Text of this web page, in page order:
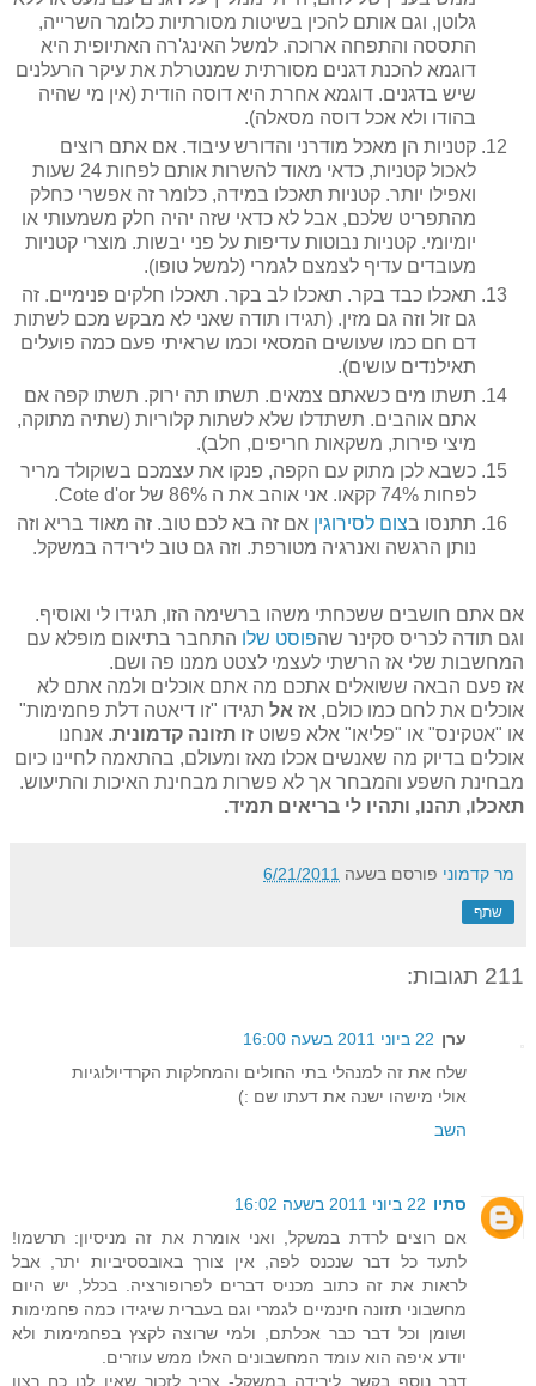
גלוטן, וגם אותם להכין בשיטות מסורתיות כלומר השרייה,
התססה והתפחה ארוכה. למשל האינג'רה האתיופית היא
דוגמא להכנת דגנים מסורתית שמנטרלת את עיקר הרעלנים
שיש בדגנים. דוגמא אחרת היא דוסה הודית (אין מי שהיה
בהודו ולא אכל דוסה מסאלה).
קטניות הן מאכל מודרני והדורש עיבוד. אם אתם רוצים
לאכול קטניות, כדאי מאוד להשרות אותם לפחות 24 שעות
ואפילו יותר. קטניות תאכלו במידה, כלומר זה אפשרי כחלק
מהתפריט שלכם, אבל לא כדאי שזה יהיה חלק משמעותי או
יומיומי. קטניות נבוטות עדיפות על פני יבשות. מוצרי קטניות
מעובדים עדיף לצמצם לגמרי (למשל טופו).
תאכלו כבד בקר. תאכלו לב בקר. תאכלו חלקים פנימיים. זה
גם זול וזה גם מזין. (תגידו תודה שאני לא מבקש מכם לשתות
דם חם כמו שעושים המסאי וכמו שראיתי פעם כמה פועלים
תאילנדים עושים).
תשתו מים כשאתם צמאים. תשתו תה ירוק. תשתו קפה אם
אתם אוהבים. תשתדלו שלא לשתות קלוריות (שתיה מתוקה,
מיצי פירות, משקאות חריפים, חלב).
כשבא לכן מתוק עם הקפה, פנקו את עצמכם בשוקולד מריר
לפחות 74% קקאו. אני אוהב את ה 86% של Cote d'or.
תתנסו בצום לסירוגין אם זה בא לכם טוב. זה מאוד בריא וזה
נותן הרגשה ואנרגיה מטורפת. וזה גם טוב לירידה במשקל.
אם אתם חושבים ששכחתי משהו ברשימה הזו, תגידו לי ואוסיף.
וגם תודה לכריס סקינר שהפוסט שלו התחבר בתיאום מופלא עם
המחשבות שלי אז הרשתי לעצמי לצטט ממנו פה ושם.
אז פעם הבאה ששואלים אתכם מה אתם אוכלים ולמה אתם לא
אוכלים את לחם כמו כולם, אז אל תגידו "זו דיאטה דלת פחמימות"
או "אטקינס" או "פליאו" אלא פשוט זו תזונה קדמונית. אנחנו
אוכלים בדיוק מה שאנשים אכלו מאז ומעולם, בהתאמה לחיינו כיום
מבחינת השפע והמבחר אך לא פשרות מבחינת האיכות והתיעוש.
תאכלו, תהנו, ותהיו לי בריאים תמיד.
מר קדמוני פורסם בשעה 6/21/2011
שתף
211 תגובות:
ערן 22 ביוני 2011 בשעה 16:00
שלח את זה למנהלי בתי החולים והמחלקות הקרדיולוגיות
אולי מישהו ישנה את דעתו שם :)
השב
סתיו 22 ביוני 2011 בשעה 16:02
אם רוצים לרדת במשקל, ואני אומרת את זה מניסיון: תרשמו!
לתעד כל דבר שנכנס לפה, אין צורך באובססיביות יתר, אבל
לראות את זה כתוב מכניס דברים לפרופורציה. בכלל, יש היום
מחשבוני תזונה חינמיים לגמרי וגם בעברית שיגידו כמה פחמימות
ושומן וכל דבר כבר אכלתם, ולמי שרוצה לקצץ בפחמימות ולא
יודע איפה הוא עומד המחשבונים האלו ממש עוזרים.
דבר נוסף בקשר לירידה במשקל- צריך לזכור שאין לנו כח רצון